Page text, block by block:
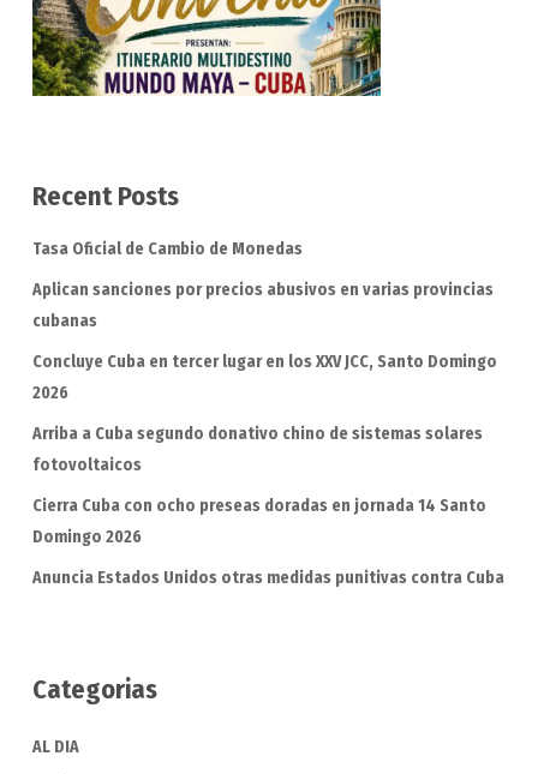
Recent Posts
Tasa Oficial de Cambio de Monedas
Aplican sanciones por precios abusivos en varias provincias
cubanas
Concluye Cuba en tercer lugar en los XXV JCC, Santo Domingo
2026
Arriba a Cuba segundo donativo chino de sistemas solares
fotovoltaicos
Cierra Cuba con ocho preseas doradas en jornada 14 Santo
Domingo 2026
Anuncia Estados Unidos otras medidas punitivas contra Cuba
Categorias
AL DIA